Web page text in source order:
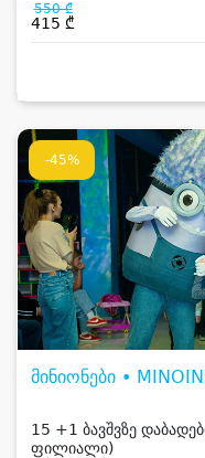
550 ₾
415 ₾
-45%
მინიონები •
15 +1 ბავშვზე
ფილიალი)